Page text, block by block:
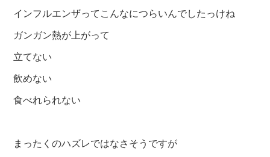
インフルエンザってこんなにつらいんでしたっけね
ガンガン熱が上がって
立てない
飲めない
食べれられない
まったくのハズレではなさそうですが